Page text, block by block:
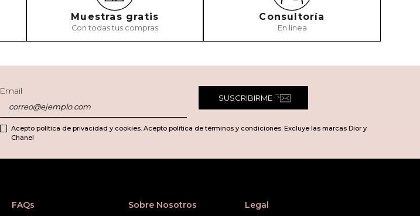
Muestras gratis
Con todas tus compras
Consultoría
En línea
Email
SUSCRIBIRME
Acepto política de privacidad y cookies. Acepto política de términos y condiciones. Excluye las marcas Dior y
Chanel
FAQs Sobre Nosotros Legal